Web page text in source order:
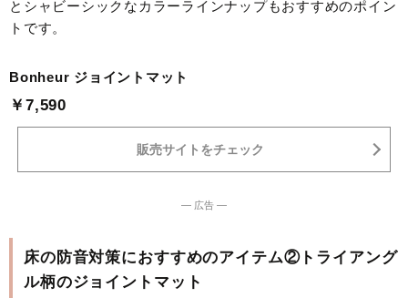
とシャビーシックなカラーラインナップもおすすめのポイン
トです。
Bonheur ジョイントマット
￥7,590
販売サイトをチェック
― 広告 ―
床の防音対策におすすめのアイテム②トライアング
ル柄のジョイントマット